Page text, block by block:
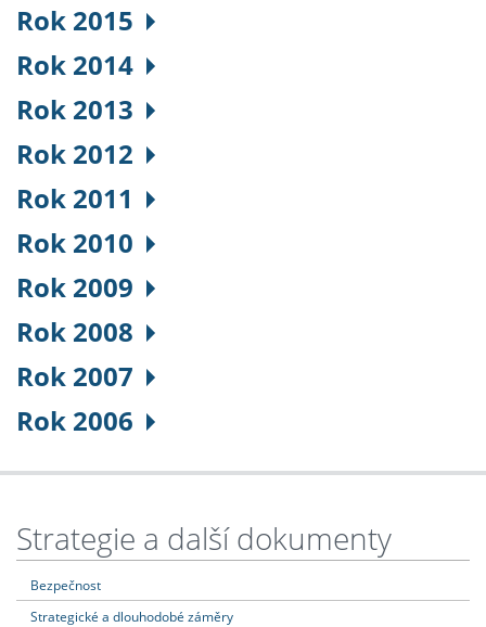
Rok 2015
Rok 2014
Rok 2013
Rok 2012
Rok 2011
Rok 2010
Rok 2009
Rok 2008
Rok 2007
Rok 2006
Strategie a další dokumenty
Bezpečnost
Strategické a dlouhodobé záměry